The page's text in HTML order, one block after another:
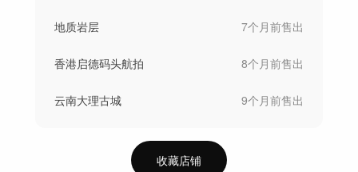
地质岩层 7个月前售出
香港启德码头航拍 8个月前售出
云南大理古城 9个月前售出
收藏店铺